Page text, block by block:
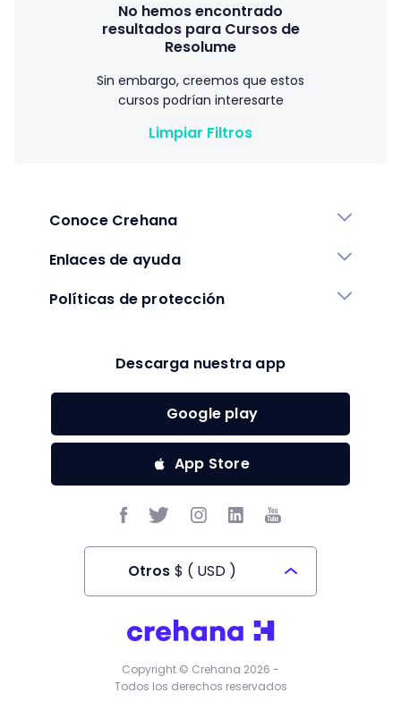
No hemos encontrado
resultados para Cursos de
Resolume
Sin embargo, creemos que estos
cursos podrían interesarte
Limpiar Filtros
Conoce Crehana
Enlaces de ayuda
Políticas de protección
Descarga nuestra app
Google play
App Store
Otros $ ( USD )
Todos los derechos reservados